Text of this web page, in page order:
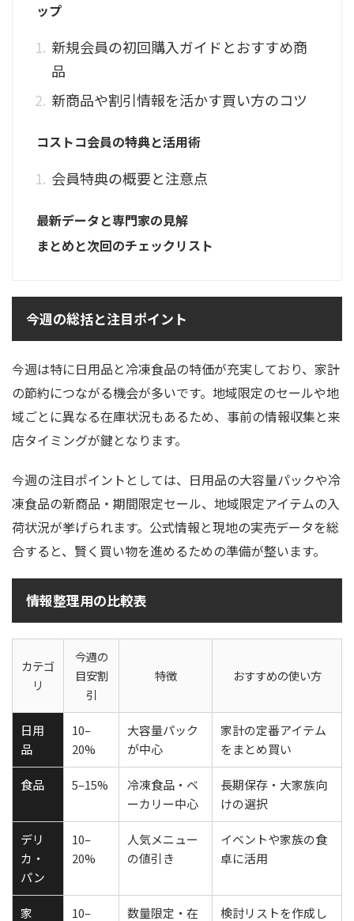
ップ
新規会員の初回購入ガイドとおすすめ商
品
新商品や割引情報を活かす買い方のコツ
コストコ会員の特典と活用術
会員特典の概要と注意点
最新データと専門家の見解
まとめと次回のチェックリスト
今週の総括と注目ポイント
今週は特に日用品と冷凍食品の特価が充実しており、家計
の節約につながる機会が多いです。地域限定のセールや地
域ごとに異なる在庫状況もあるため、事前の情報収集と来
店タイミングが鍵となります。
今週の注目ポイントとしては、日用品の大容量パックや冷
凍食品の新商品・期間限定セール、地域限定アイテムの入
荷状況が挙げられます。公式情報と現地の実売データを総
合すると、賢く買い物を進めるための準備が整います。
情報整理用の比較表
カテゴ
リ
今週の
目安割
引
特徴 おすすめの使い方
日用
品
10–
20%
大容量パック
が中心
家計の定番アイテム
をまとめ買い
食品 5–15%
冷凍食品・ベ
ーカリー中心
長期保存・大家族向
けの選択
デリ
カ・
パン
10–
20%
人気メニュー
の値引き
イベントや家族の食
卓に活用
家
10–
数量限定・在
検討リストを作成し